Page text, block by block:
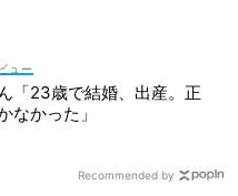
ュー
「23歳で結婚、出産。正
なかった」
Recommended by